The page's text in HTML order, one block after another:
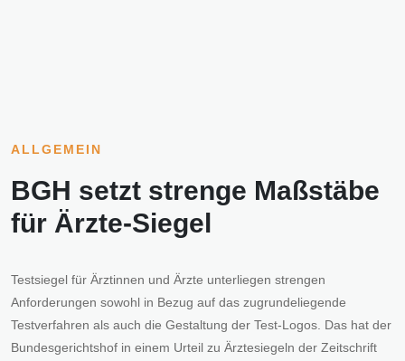
ALLGEMEIN
BGH setzt strenge Maßstäbe
für Ärzte-Siegel
Testsiegel für Ärztinnen und Ärzte unterliegen strengen
Anforderungen sowohl in Bezug auf das zugrundeliegende
Testverfahren als auch die Gestaltung der Test-Logos. Das hat der
Bundesgerichtshof in einem Urteil zu Ärztesiegeln der Zeitschrift